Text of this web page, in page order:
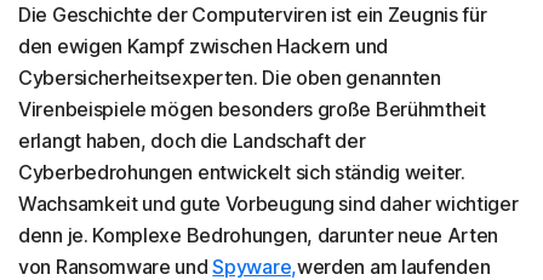
Die Geschichte der Computerviren ist ein Zeugnis für
den ewigen Kampf zwischen Hackern und
Cybersicherheitsexperten. Die oben genannten
Virenbeispiele mögen besonders große Berühmtheit
erlangt haben, doch die Landschaft der
Cyberbedrohungen entwickelt sich ständig weiter.
Wachsamkeit und gute Vorbeugung sind daher wichtiger
denn je. Komplexe Bedrohungen, darunter neue Arten
von Ransomware undSpyware,werden am laufenden